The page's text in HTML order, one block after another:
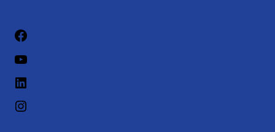
لينكد إن